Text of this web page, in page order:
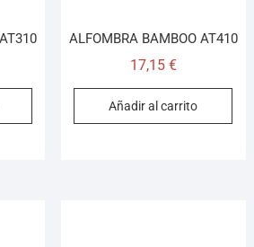
ALFOMBRA BAMBOO AT410
17,15 €
Añadir al carrito